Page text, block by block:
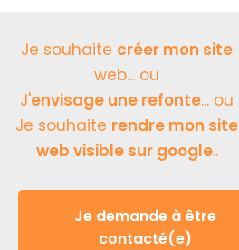
Je souhaite créer mon site
web... ou
J'envisage une refonte... ou
Je souhaite rendre mon site
web visible sur google..
Je demande à être
contacté(e)